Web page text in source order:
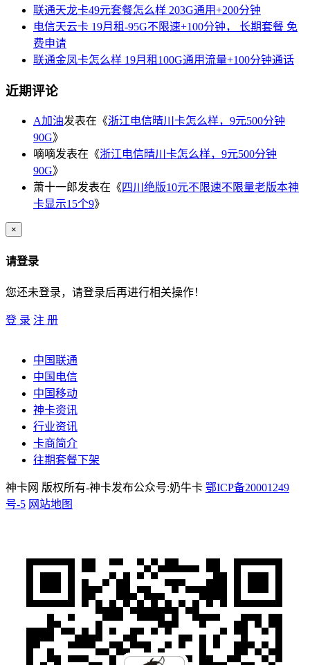
联通天龙卡49元套餐怎么样 203G通用+200分钟
电信天云卡 19月租-95G不限速+100分钟， 长期套餐 免
费申请
联通金凤卡怎么样 19月租100G通用流量+100分钟通话
近期评论
A加油发表在《浙江电信晴川卡怎么样，9元500分钟
90G》
嘀嘀发表在《浙江电信晴川卡怎么样，9元500分钟
90G》
萧十一郎发表在《四川绝版10元不限速不限量老版本神
卡显示15个9》
×
请登录
您还未登录，请登录后再进行相关操作！
登 录 注 册
中国联通
中国电信
中国移动
神卡资讯
行业资讯
卡商简介
往期套餐下架
神卡网 版权所有-神卡发布公众号:奶牛卡 鄂ICP备20001249
号-5 网站地图